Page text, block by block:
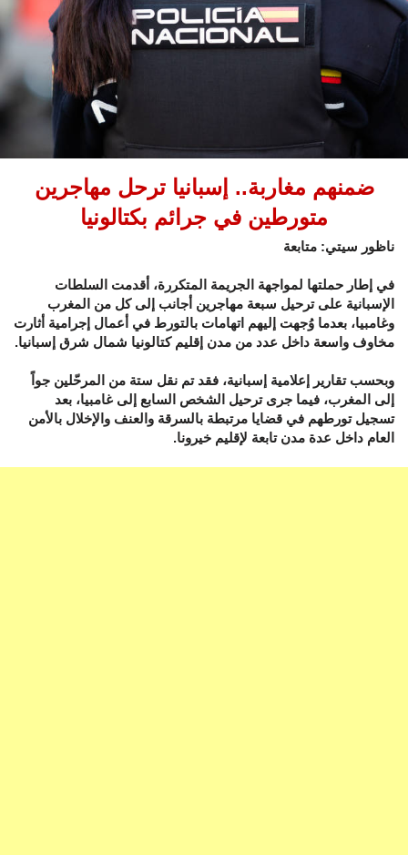
ضمنهم مغاربة.. إسبانيا ترحل مهاجرين
متورطين في جرائم بكتالونيا
ناظور سيتي: متابعة
في إطار حملتها لمواجهة الجريمة المتكررة، أقدمت السلطات
الإسبانية على ترحيل سبعة مهاجرين أجانب إلى كل من المغرب
وغامبيا، بعدما وُجهت إليهم اتهامات بالتورط في أعمال إجرامية أثارت
مخاوف واسعة داخل عدد من مدن إقليم كتالونيا شمال شرق إسبانيا.
وبحسب تقارير إعلامية إسبانية، فقد تم نقل ستة من المرحّلين جواً
إلى المغرب، فيما جرى ترحيل الشخص السابع إلى غامبيا، بعد
تسجيل تورطهم في قضايا مرتبطة بالسرقة والعنف والإخلال بالأمن
العام داخل عدة مدن تابعة لإقليم خيرونا.